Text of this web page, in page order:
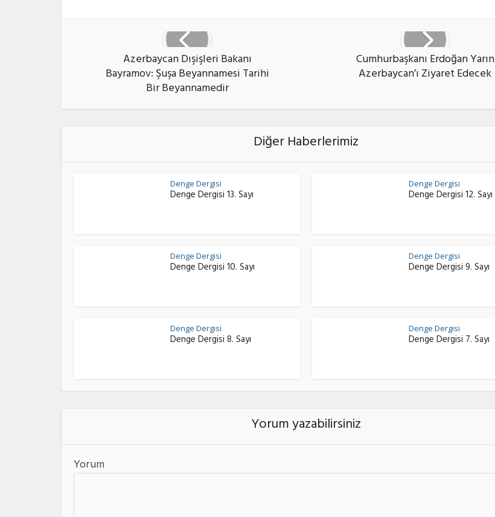
Azerbaycan Dışişleri Bakanı
Bayramov: Şuşa Beyannamesi Tarihi
Bir Beyannamedir
Cumhurbaşkanı Erdoğan Yarın
Azerbaycan’ı Ziyaret Edecek
Diğer Haberlerimiz
Denge Dergisi
Denge Dergisi 13. Sayı
Denge Dergisi
Denge Dergisi 12. Sayı
Denge Dergisi
Denge Dergisi 10. Sayı
Denge Dergisi
Denge Dergisi 9. Sayı
Denge Dergisi
Denge Dergisi 8. Sayı
Denge Dergisi
Denge Dergisi 7. Sayı
Yorum yazabilirsiniz
Yorum